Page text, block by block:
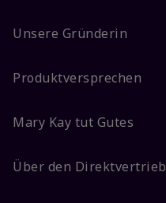
Unsere Gründerin
Produktversprechen
Mary Kay tut Gutes
Über den Direktvertrieb